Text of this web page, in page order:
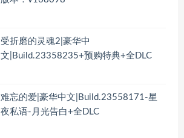
受折磨的灵魂2|豪华中
文|Build.23358235+预购特典+全DLC
难忘的爱|豪华中文|Build.23558171-星
夜私语-月光告白+全DLC